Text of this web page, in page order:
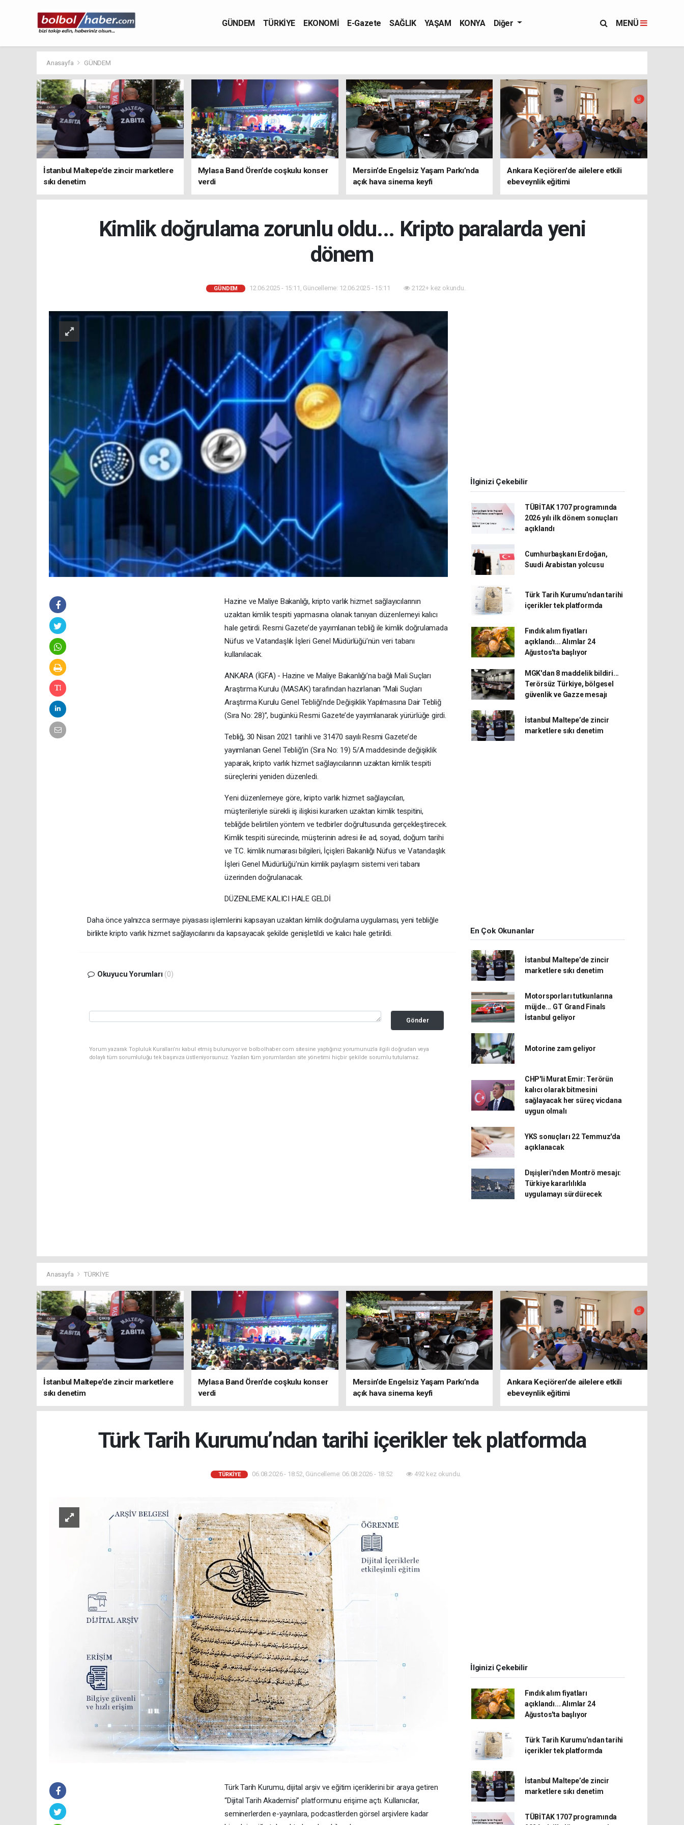
GÜNDEM TÜRKİYE EKONOMİ E-Gazete SAĞLIK YAŞAM KONYA Diğer MENÜ
Anasayfa GÜNDEM
İstanbul Maltepe’de zincir marketlere
sıkı denetim
Mylasa Band Ören’de coşkulu konser
verdi
Mersin’de Engelsiz Yaşam Parkı’nda
açık hava sinema keyfi
Ankara Keçiören'de ailelere etkili
ebeveynlik eğitimi
Kimlik doğrulama zorunlu oldu... Kripto paralarda yeni
dönem
GÜNDEM 12.06.2025 - 15:11, Güncelleme: 12.06.2025 - 15:11 2122+ kez okundu.
Hazine ve Maliye Bakanlığı, kripto varlık hizmet sağlayıcılarının
uzaktan kimlik tespiti yapmasına olanak tanıyan düzenlemeyi kalıcı
hale getirdi. Resmi Gazete’de yayımlanan tebliğ ile kimlik doğrulamada
Nüfus ve Vatandaşlık İşleri Genel Müdürlüğü’nün veri tabanı
kullanılacak.
ANKARA (İGFA) - Hazine ve Maliye Bakanlığı’na bağlı Mali Suçları
Araştırma Kurulu (MASAK) tarafından hazırlanan “Mali Suçları
Araştırma Kurulu Genel Tebliği’nde Değişiklik Yapılmasına Dair Tebliğ
(Sıra No: 28)”, bugünkü Resmi Gazete’de yayımlanarak yürürlüğe girdi.
Tebliğ, 30 Nisan 2021 tarihli ve 31470 sayılı Resmi Gazete’de
yayımlanan Genel Tebliğ’in (Sıra No: 19) 5/A maddesinde değişiklik
yaparak, kripto varlık hizmet sağlayıcılarının uzaktan kimlik tespiti
süreçlerini yeniden düzenledi.
Yeni düzenlemeye göre, kripto varlık hizmet sağlayıcıları,
müşterileriyle sürekli iş ilişkisi kurarken uzaktan kimlik tespitini,
tebliğde belirtilen yöntem ve tedbirler doğrultusunda gerçekleştirecek.
Kimlik tespiti sürecinde, müşterinin adresi ile ad, soyad, doğum tarihi
ve T.C. kimlik numarası bilgileri, İçişleri Bakanlığı Nüfus ve Vatandaşlık
İşleri Genel Müdürlüğü’nün kimlik paylaşım sistemi veri tabanı
üzerinden doğrulanacak.
DÜZENLEME KALICI HALE GELDİ
Daha önce yalnızca sermaye piyasası işlemlerini kapsayan uzaktan kimlik doğrulama uygulaması, yeni tebliğle
birlikte kripto varlık hizmet sağlayıcılarını da kapsayacak şekilde genişletildi ve kalıcı hale getirildi.
Okuyucu Yorumları (0)
Gönder
Yorum yazarak Topluluk Kuralları’nı kabul etmiş bulunuyor ve bolbolhaber.com sitesine yaptığınız yorumunuzla ilgili doğrudan veya
dolaylı tüm sorumluluğu tek başınıza üstleniyorsunuz. Yazılan tüm yorumlardan site yönetimi hiçbir şekilde sorumlu tutulamaz.
İlginizi Çekebilir
TÜBİTAK 1707 programında
2026 yılı ilk dönem sonuçları
açıklandı
Cumhurbaşkanı Erdoğan,
Suudi Arabistan yolcusu
Türk Tarih Kurumu’ndan tarihi
içerikler tek platformda
Fındık alım fiyatları
açıklandı... Alımlar 24
Ağustos'ta başlıyor
MGK'dan 8 maddelik bildiri...
Terörsüz Türkiye, bölgesel
güvenlik ve Gazze mesajı
İstanbul Maltepe’de zincir
marketlere sıkı denetim
En Çok Okunanlar
İstanbul Maltepe’de zincir
marketlere sıkı denetim
Motorsporları tutkunlarına
müjde... GT Grand Finals
İstanbul geliyor
Motorine zam geliyor
CHP'li Murat Emir: Terörün
kalıcı olarak bitmesini
sağlayacak her süreç vicdana
uygun olmalı
YKS sonuçları 22 Temmuz'da
açıklanacak
Dışişleri'nden Montrö mesajı:
Türkiye kararlılıkla
uygulamayı sürdürecek
Anasayfa TÜRKİYE
İstanbul Maltepe’de zincir marketlere
sıkı denetim
Mylasa Band Ören’de coşkulu konser
verdi
Mersin’de Engelsiz Yaşam Parkı’nda
açık hava sinema keyfi
Ankara Keçiören'de ailelere etkili
ebeveynlik eğitimi
Türk Tarih Kurumu’ndan tarihi içerikler tek platformda
TÜRKİYE 06.08.2026 - 18:52, Güncelleme: 06.08.2026 - 18:52 492 kez okundu.
Türk Tarih Kurumu, dijital arşiv ve eğitim içeriklerini bir araya getiren
“Dijital Tarih Akademisi” platformunu erişime açtı. Kullanıcılar,
seminerlerden e-yayınlara, podcastlerden görsel arşivlere kadar
İlginizi Çekebilir
Fındık alım fiyatları
açıklandı... Alımlar 24
Ağustos'ta başlıyor
Türk Tarih Kurumu’ndan tarihi
içerikler tek platformda
İstanbul Maltepe’de zincir
marketlere sıkı denetim
TÜBİTAK 1707 programında